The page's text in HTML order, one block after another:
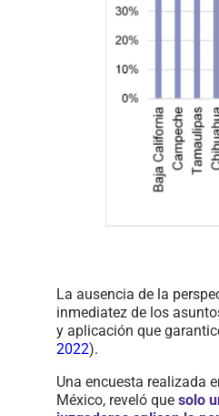
La ausencia de la
inmediatez de los
y aplicación que
2022).
Una encuesta realizada
México, reveló que solo